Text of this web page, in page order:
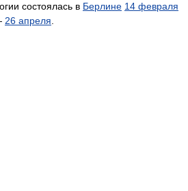
состоялась в Берлине 14 февраля
26 апреля